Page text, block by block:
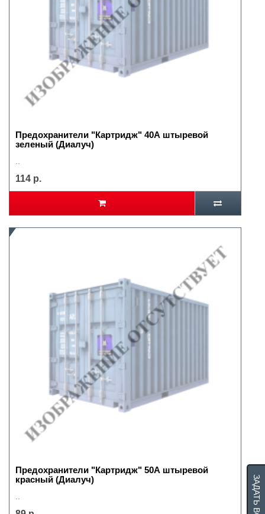
Предохранители "Картридж" 40А штыревой
зеленый (Диалуч)
114 р.
Предохранители "Картридж" 50А штыревой
красный (Диалуч)